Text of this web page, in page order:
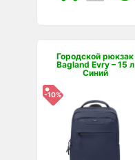
Городской рюкзак
Bagland Evry – 15 л
Синий
-10%